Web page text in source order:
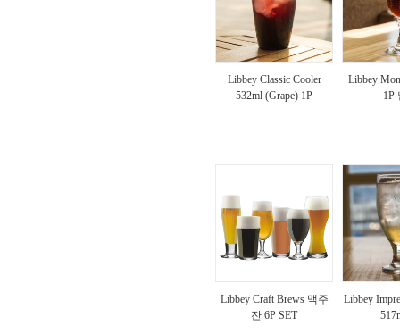
Libbey Classic Cooler
532ml (Grape) 1P
Libbey
1P
Libbey Craft Brews 맥주
잔 6P SET
Libbey